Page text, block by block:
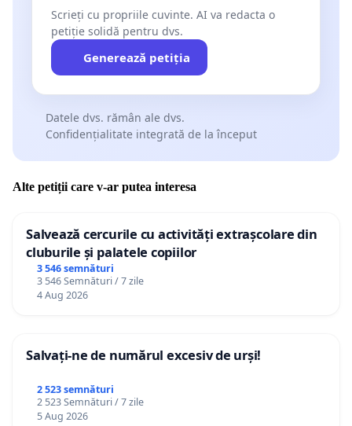
Scrieți cu propriile cuvinte. AI va redacta o
petiție solidă pentru dvs.
Generează petiția
Datele dvs. rămân ale dvs.
Confidențialitate integrată de la început
Alte petiții care v-ar putea interesa
Salvează cercurile cu activități extrașcolare din
cluburile și palatele copiilor
3 546 semnături
3 546 Semnături / 7 zile
4 Aug 2026
Salvați-ne de numărul excesiv de urși!
2 523 semnături
2 523 Semnături / 7 zile
5 Aug 2026